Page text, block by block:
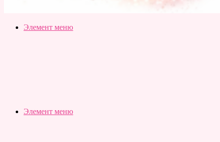
Slubovju.ru
Бесплатные
Элемент меню
Элемент меню